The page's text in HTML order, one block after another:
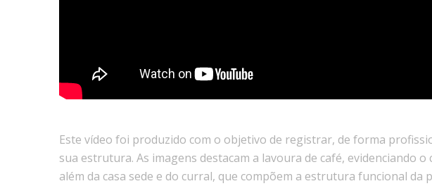
Este vídeo foi produzido com o objetivo de registrar, de forma
sua estrutura. As imagens destacam a lavoura de café, evidenciando
além da casa sede e do curral, que compõem a estrutura funcional